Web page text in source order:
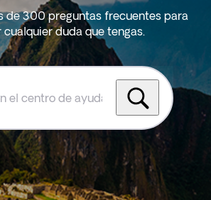
de 300 preguntas frecuentes para
cualquier duda que tengas.